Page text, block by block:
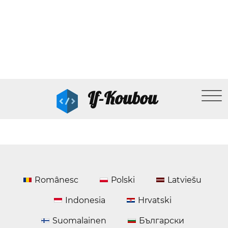
If-Koubou
Românesc Polski Latviešu
Indonesia Hrvatski
Suomalainen Български